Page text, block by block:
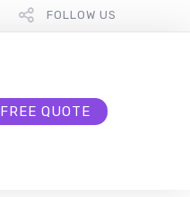
FOLLOW US
FREE QUOTE